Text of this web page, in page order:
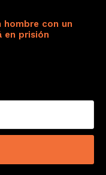
hombre con un
en prisión